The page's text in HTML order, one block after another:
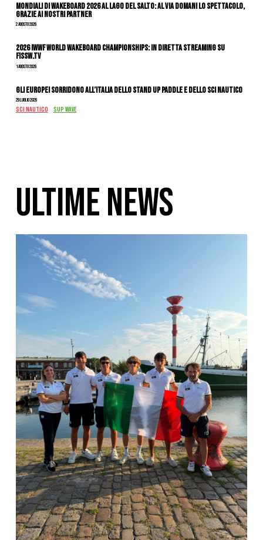
Mondiali di Wakeboard 2026 al Lago del Salto: al via domani lo spettacolo,
grazie ai nostri Partner
2 Agosto 2026
2026 IWWF WORLD WAKEBOARD CHAMPIONSHIPS: IN DIRETTA STREAMING SU
FISSW.TV
1 Agosto 2026
Gli Europei sorridono all’Italia dello stand up paddle e dello sci nautico
29 Luglio 2026
SCI NAUTICO SUP WAVE
ULTIME NEWS